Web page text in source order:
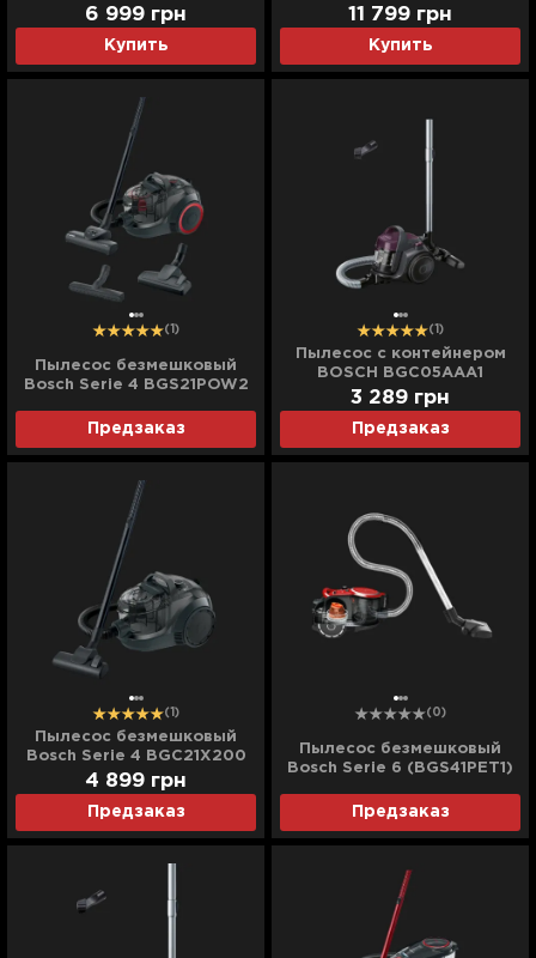
Купить
6 999 грн
4 AquaWash&Clean
BWD41740 (Purple)
Купить
11 799 грн
(1)
Пылесос безмешковый
Bosch Serie 4 BGS21POW2
Предзаказ
(1)
Пылесос с контейнером
BOSCH BGC05AAA1
(Purple)
Предзаказ
3 289 грн
(1)
Пылесос безмешковый
Bosch Serie 4 BGC21X200
(Black)
Предзаказ
4 899 грн
(0)
Пылесос безмешковый
Bosch Serie 6 (BGS41PET1)
Предзаказ